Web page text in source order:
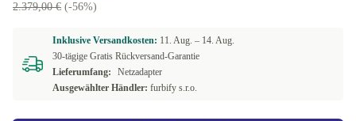
2.379,00 € (-56%)
Inklusive Versandkosten: 11. Aug. – 14. Aug.
30-tägige Gratis Rückversand-Garantie
Lieferumfang:
Netzadapter
Ausgewählter Händler: furbify s.r.o.